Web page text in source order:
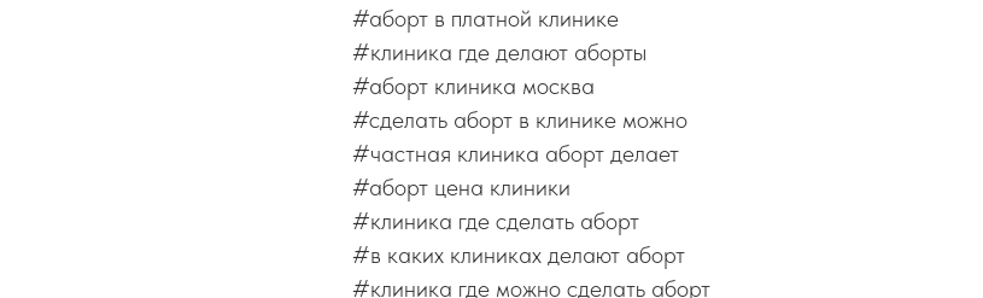
#аборт в платной клинике
#клиника где делают аборты
#аборт клиника москва
#сделать аборт в клинике можно
#частная клиника аборт делает
#аборт цена клиники
#клиника где сделать аборт
#в каких клиниках делают аборт
#клиника где можно сделать аборт